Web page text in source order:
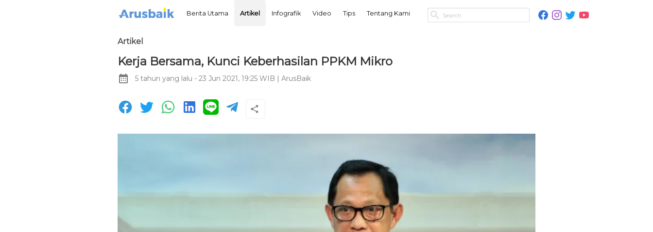
Berita Utama Artikel Infografik Video Tips Tentang Kami
Artikel
Kerja Bersama, Kunci Keberhasilan PPKM Mikro
5 tahun yang lalu - 23 Jun 2021, 19:25 WIB ArusBaik